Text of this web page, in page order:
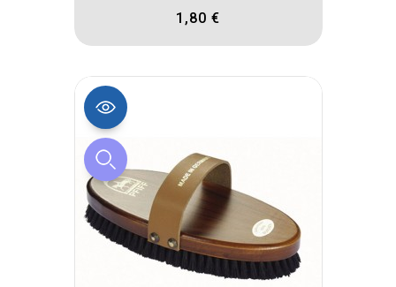
1,80 €